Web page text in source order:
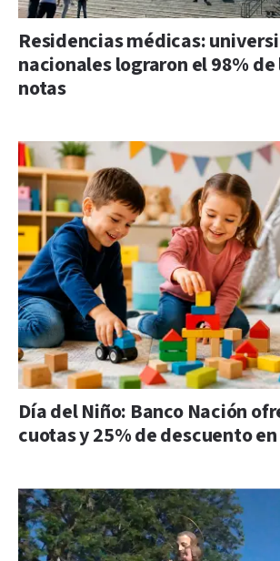
Residencias médicas:
nacionales lograron el 98%
notas
Día del Niño: Banco Nación
cuotas y 25% de descuento